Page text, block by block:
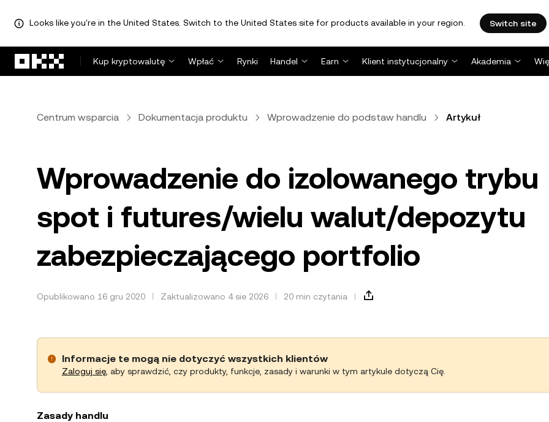
Looks like you're in the United States. Switch to the United States site for products available in your region. Switch site
Kup kryptowalutę
Wpłać Rynki Handel Earn Klient instytucjonalny Akademia
Centrum wsparcia Dokumentacja produktu Wprowadzenie do podstaw handlu Artykuł
Wprowadzenie do izolowanego trybu
spot i futures/wielu walut/depozytu
zabezpieczającego portfolio
Opublikowano 16 gru 2020 Zaktualizowano 4 sie 2026 20 min czytania
Informacje te mogą nie dotyczyć wszystkich klientów
Zaloguj się , aby sprawdzić, czy produkty, funkcje, zasady i warunki w tym artykule dotyczą Cię.
Zasady handlu